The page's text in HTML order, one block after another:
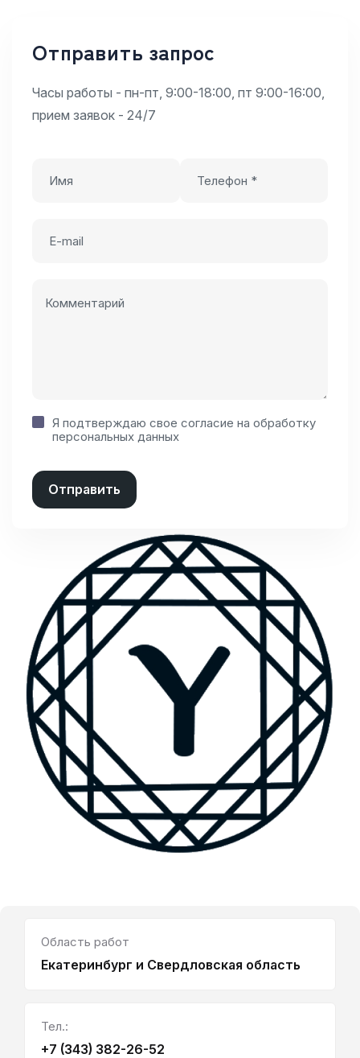
Отправить запрос
Часы работы - пн-пт, 9:00-18:00, пт 9:00-16:00,
прием заявок - 24/7
Я подтверждаю свое согласие на обработку
персональных данных
Отправить
Область работ
Екатеринбург и Свердловская область
Тел.:
+7 (343) 382-26-52